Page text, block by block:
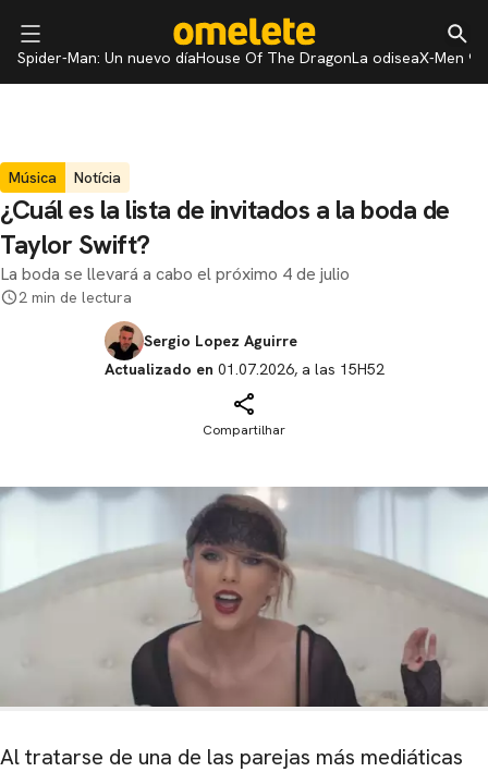
Spider-Man: Un nuevo díaHouse Of The DragonLa odiseaX-Men 97
Música Notícia
¿Cuál es la lista de invitados a la boda de
Taylor Swift?
La boda se llevará a cabo el próximo 4 de julio
2 min de lectura
Sergio Lopez Aguirre
Actualizado en 01.07.2026, a las 15H52
Compartilhar
Al tratarse de una de las parejas más mediáticas